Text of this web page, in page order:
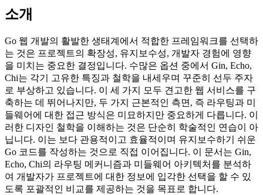
소개
Go 웹 개발의 활발한 생태계에서 적합한 프레임워크를 선택하
는 것은 프로젝트의 확장성, 유지보수성, 개발자 경험에 영향
을 미치는 중요한 결정입니다. 수많은 옵션 중에서 Gin, Echo,
Chi는 각기 고유한 특징과 철학을 내세우며 꾸준히 선두 주자
로 부상하고 있습니다. 이 세 가지 모두 견고한 웹 서비스를 구
축하는 데 뛰어나지만, 두 가지 근본적인 측면, 즉 라우팅과 미
들웨어에 대한 접근 방식은 미묘하지만 중요하게 다릅니다. 이
러한 디자인 철학을 이해하는 것은 단순히 학술적인 연습이 아
닙니다. 이는 보다 관용적이고 효율적이며 유지보수하기 쉬운
Go 코드를 작성하는 것으로 직접 이어집니다. 이 문서는 Gin,
Echo, Chi의 라우팅 메커니즘과 미들웨어 아키텍처를 분석하
여 개발자가 프로젝트에 대한 정보에 입각한 선택을 할 수 있
도록 포괄적인 비교를 제공하는 것을 목표로 합니다.